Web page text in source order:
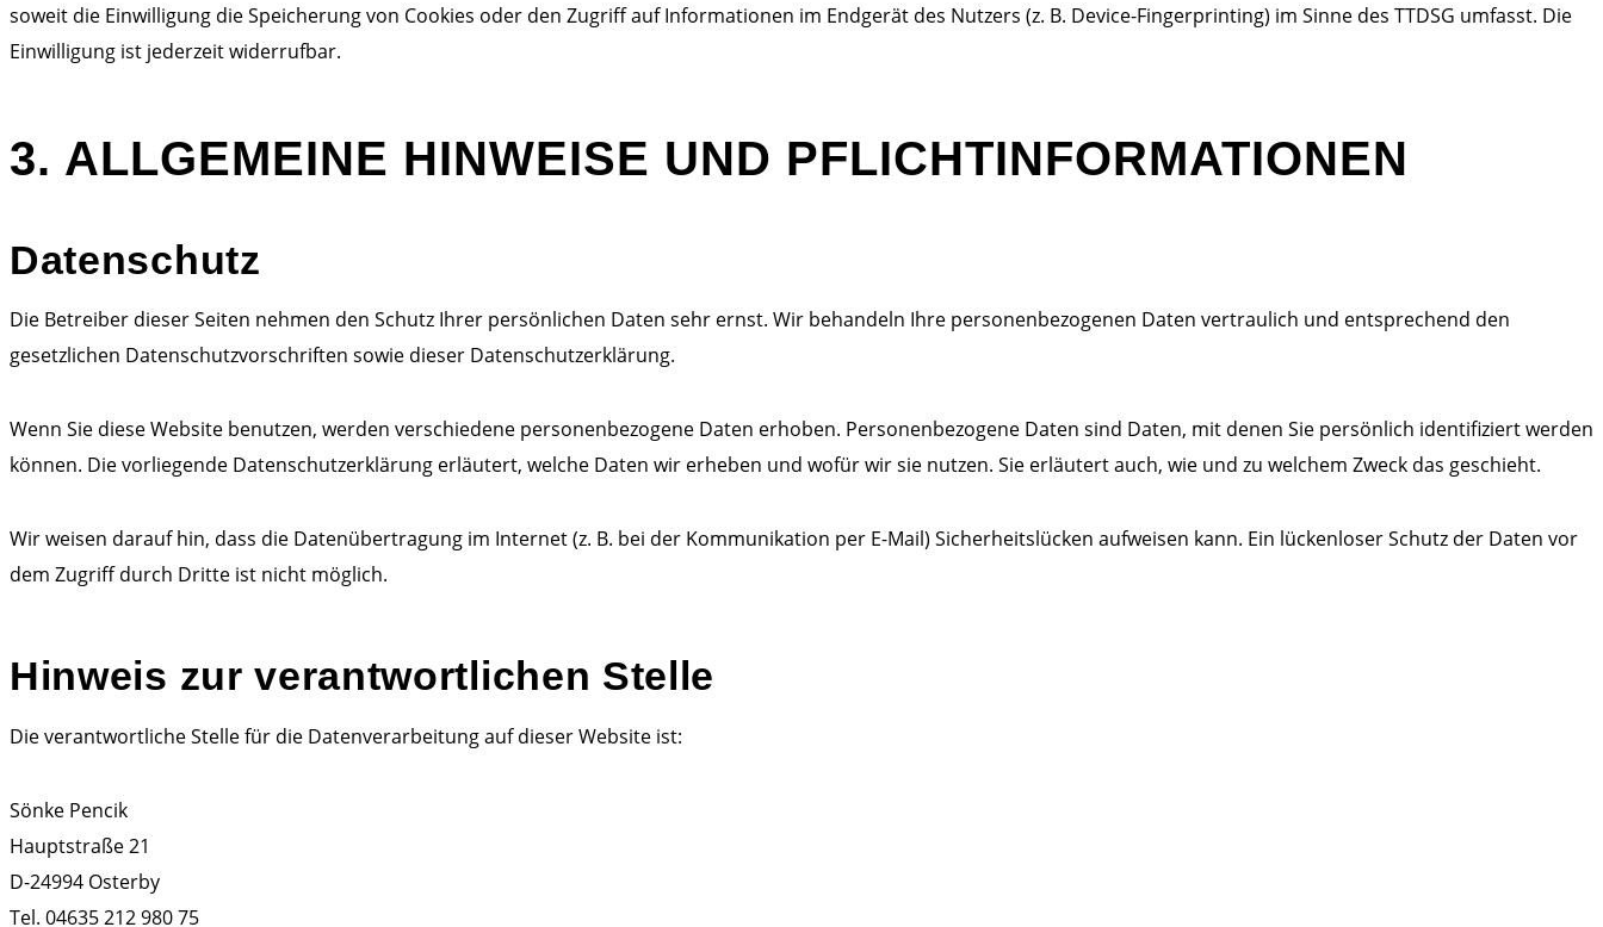
soweit die Einwilligung die Speicherung von Cookies oder den Zugriff auf Informationen im Endgerät des Nutzers (z. B. Device-Fingerprinting) im Sinne des TTDSG umfasst. Die
Einwilligung ist jederzeit widerrufbar.
3. ALLGEMEINE HINWEISE UND PFLICHT­INFORMATIONEN
Datenschutz
Die Betreiber dieser Seiten nehmen den Schutz Ihrer persönlichen Daten sehr ernst. Wir behandeln Ihre personenbezogenen Daten vertraulich und entsprechend den
gesetzlichen Datenschutzvorschriften sowie dieser Datenschutzerklärung.
Wenn Sie diese Website benutzen, werden verschiedene personenbezogene Daten erhoben. Personenbezogene Daten sind Daten, mit denen Sie persönlich identifiziert werden
können. Die vorliegende Datenschutzerklärung erläutert, welche Daten wir erheben und wofür wir sie nutzen. Sie erläutert auch, wie und zu welchem Zweck das geschieht.
Wir weisen darauf hin, dass die Datenübertragung im Internet (z. B. bei der Kommunikation per E-Mail) Sicherheitslücken aufweisen kann. Ein lückenloser Schutz der Daten vor
dem Zugriff durch Dritte ist nicht möglich.
Hinweis zur verantwortlichen Stelle
Die verantwortliche Stelle für die Datenverarbeitung auf dieser Website ist:
Sönke Pencik
Hauptstraße 21
D-24994 Osterby
Tel. 04635 212 980 75